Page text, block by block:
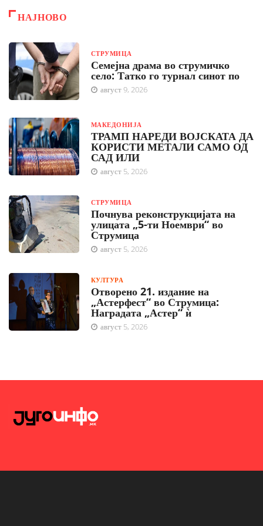
НАЈНОВО
СТРУМИЦА
Семејна драма во струмичко
село: Татко го турнал синот по
август 9, 2026
МАКЕДОНИЈА
ТРАМП НАРЕДИ ВОЈСКАТА ДА
КОРИСТИ МЕТАЛИ САМО ОД
САД ИЛИ
август 5, 2026
СТРУМИЦА
Почнува реконструкцијата на
улицата „5-ти Ноември“ во
Струмица
август 5, 2026
КУЛТУРА
Отворено 21. издание на
„Астерфест“ во Струмица:
Наградата „Астер“ ѝ
август 5, 2026